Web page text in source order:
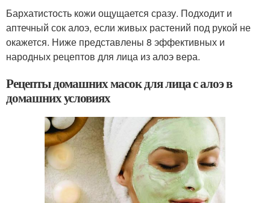
Бархатистость кожи ощущается сразу. Подходит и
аптечный сок алоэ, если живых растений под рукой не
окажется. Ниже представлены 8 эффективных и
народных рецептов для лица из алоэ вера.
Рецепты домашних масок для лица с алоэ в
домашних условиях